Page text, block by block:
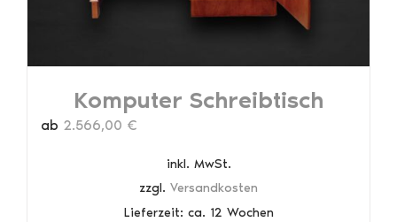
Komputer Schreibtisch
ab 2.566,00 €
inkl. MwSt.
zzgl. Versandkosten
Lieferzeit: ca. 12 Wochen